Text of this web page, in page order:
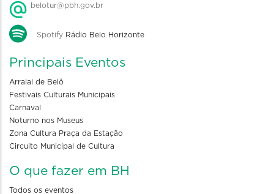
belotur@pbh.gov.br
Spotify Rádio Belo Horizonte
Principais Eventos
Arraial de Belô
Festivais Culturais Municipais
Carnaval
Noturno nos Museus
Zona Cultura Praça da Estação
Circuito Municipal de Cultura
O que fazer em BH
Todos os eventos